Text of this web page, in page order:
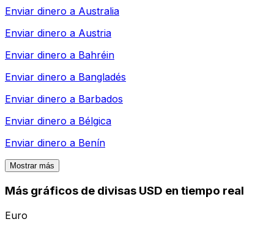
Enviar dinero a Australia
Enviar dinero a Austria
Enviar dinero a Bahréin
Enviar dinero a Bangladés
Enviar dinero a Barbados
Enviar dinero a Bélgica
Enviar dinero a Benín
Mostrar más
Más gráficos de divisas USD en tiempo real
Euro